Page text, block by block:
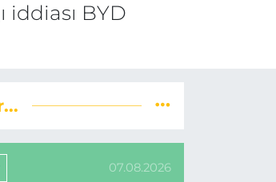
iddiası BYD
07.08.2026